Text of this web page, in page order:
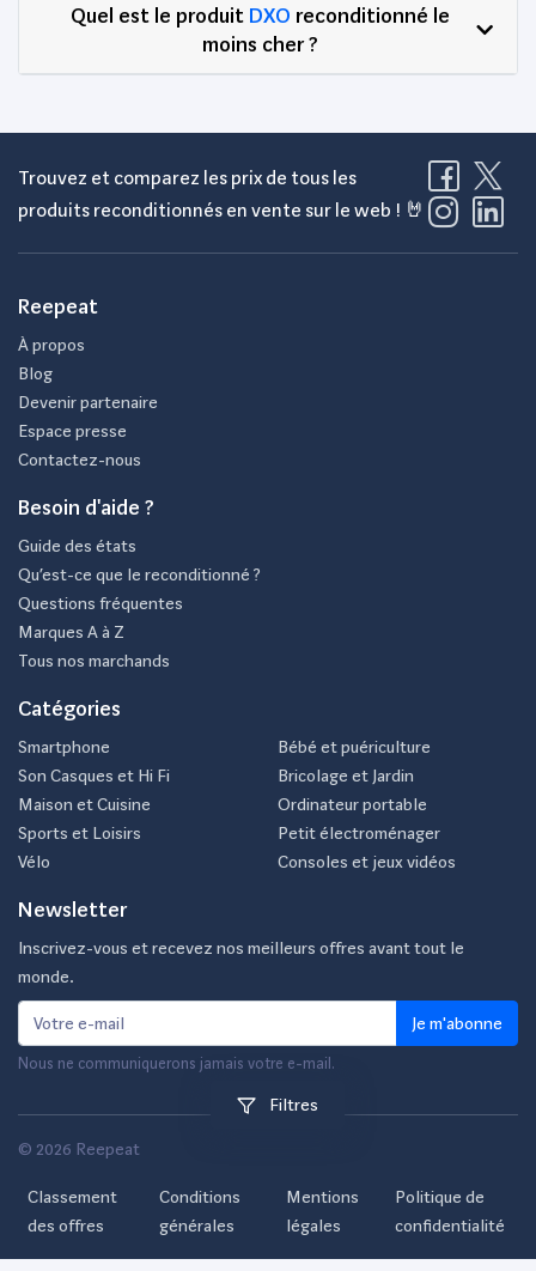
Filtres
Quel est le produit DXO reconditionné le
moins cher ?
Trouvez et comparez les prix de tous les
produits reconditionnés en vente sur le web ! 🤘
Reepeat
À propos
Blog
Devenir partenaire
Espace presse
Contactez-nous
Besoin d'aide ?
Guide des états
Qu’est-ce que le reconditionné ?
Questions fréquentes
Marques A à Z
Tous nos marchands
Catégories
Smartphone
Son Casques et Hi Fi
Maison et Cuisine
Sports et Loisirs
Vélo
Bébé et puériculture
Bricolage et Jardin
Ordinateur portable
Petit électroménager
Consoles et jeux vidéos
Newsletter
Inscrivez-vous et recevez nos meilleurs offres avant tout le
monde.
Je m'abonne
Nous ne communiquerons jamais votre e-mail.
© 2026 Reepeat
Classement
des offres
Conditions
générales
Mentions
légales
Politique de
confidentialité